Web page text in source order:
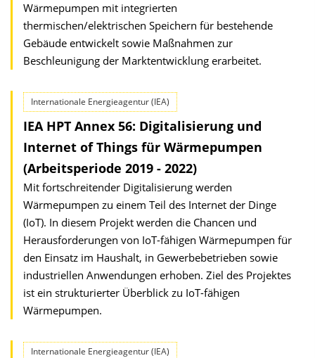
Wärmepumpen mit integrierten
thermischen/elektrischen Speichern für bestehende
Gebäude entwickelt sowie Maßnahmen zur
Beschleunigung der Marktentwicklung erarbeitet.
Internationale Energieagentur (IEA)
IEA HPT Annex 56: Digitalisierung und
Internet of Things für Wärmepumpen
(Arbeitsperiode 2019 - 2022)
Mit fortschreitender Digitalisierung werden
Wärmepumpen zu einem Teil des Internet der Dinge
(IoT). In diesem Projekt werden die Chancen und
Herausforderungen von IoT-fähigen Wärmepumpen für
den Einsatz im Haushalt, in Gewerbebetrieben sowie
industriellen Anwendungen erhoben. Ziel des Projektes
ist ein strukturierter Überblick zu IoT-fähigen
Wärmepumpen.
Internationale Energieagentur (IEA)